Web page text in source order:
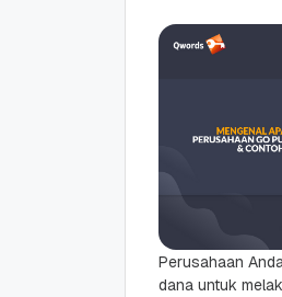
Perusahaan
dana untuk